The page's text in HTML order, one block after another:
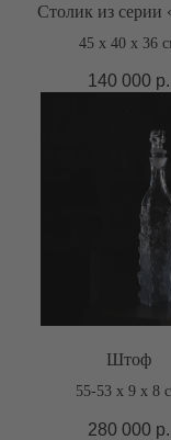
Столик из серии
45 х 40 x 36
140 000 р.
Штоф
55-53 х 9 х 8
280 000 р.